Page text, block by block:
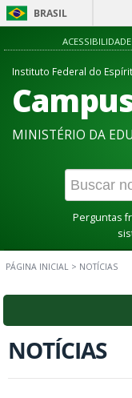
BRASIL
ACESSIBILIDADE
Instituto Federal do
MINISTÉRIO DA
Perguntas
PÁGINA INICIAL > NOTÍCIAS
NOTÍCIAS